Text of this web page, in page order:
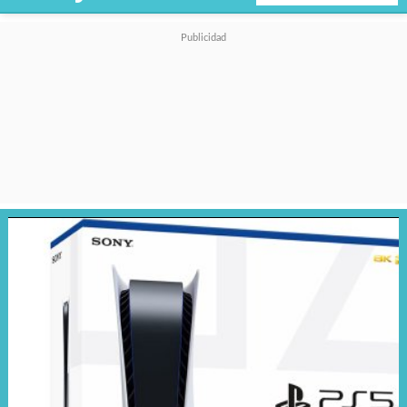
la industria tecnológica.
Recordemos que durante los
últimos meses, la empresa
también incrementó el precio de
varias versiones de